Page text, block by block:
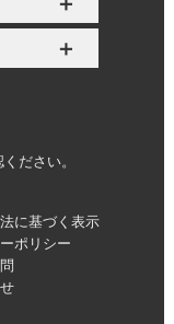
ださい。
に基づく表示
ポリシー